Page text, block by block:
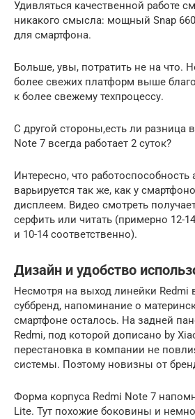
Удивляться качественной работе
никакого смысла: мощный Snap
для смартфона.
Больше, увы, потратить не на что.
более свежих платформ выше
к более свежему техпроцессу.
С другой стороны,есть ли разница
Note 7 всегда работает 2 суток?
Интересно, что работоспособность
варьируется так же, как у
дисплеем. Видео смотреть
серфить или читать (примерно 12-
и 10-14 соответственно).
Дизайн и удобство
Несмотря на выход линейки Redmi
суббренд, напоминание о
смартфоне осталось. На задней
Redmi, под которой дописано by
перестановка в компании не
системы. Поэтому новизны от
Форма корпуса Redmi Note 7
Lite. Тут похожие боковины и